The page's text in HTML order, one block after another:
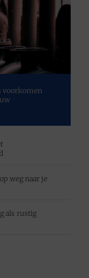
voorkomen
weg naar je
als rustig